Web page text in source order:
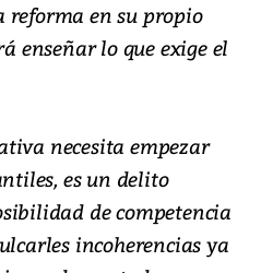
reforma en su propio
enseñar lo que exige el
necesita empezar
es un delito
de competencia
incoherencias ya